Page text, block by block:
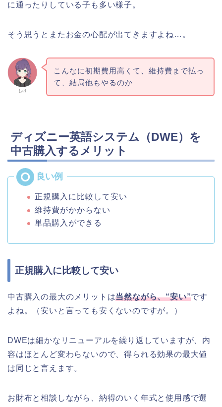
に通ったりしている子も多い様子。
そう思うとまたお金の心配が出てきますよね…。
もけ
こんなに初期費用高くて、維持費まで払っ
て、結局他もやるのか
ディズニー英語システム（DWE）を
中古購入するメリット
正規購入に比較して安い
維持費がかからない
単品購入ができる
正規購入に比較して安い
中古購入の最大のメリットは当然ながら、“安い”です
よね。（安いと言っても安くないのですが。）
DWEは細かなリニューアルを繰り返していますが、内
容はほとんど変わらないので、得られる効果の最大値
は同じと言えます。
お財布と相談しながら、納得のいく年式と使用感で選